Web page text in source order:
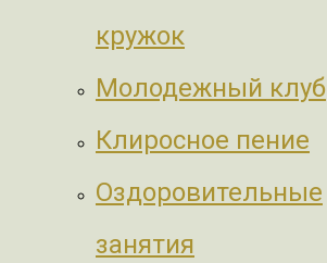
кружок
Молодежный клуб
Клиросное пение
Оздоровительные
занятия